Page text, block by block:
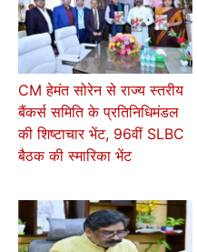
CM हेमंत सोरेन से राज्य स्तरीय
बैंकर्स समिति के प्रतिनिधिमंडल
की शिष्टाचार भेंट, 96वीं SLBC
बैठक की स्मारिका भेंट